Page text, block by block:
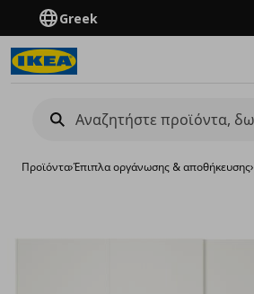
Greek
Προϊόντα›Έπιπλα οργάνωσης & αποθήκευσης›